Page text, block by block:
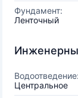
Фундамент:
Ленточный
Водоотведение:
Центральное